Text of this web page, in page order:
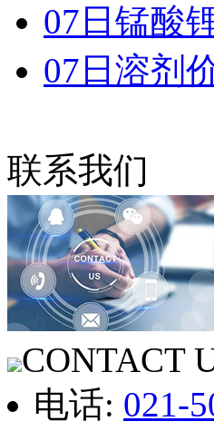
07日锰酸
07日溶剂
联系我们
CONTACT
电话: 021-